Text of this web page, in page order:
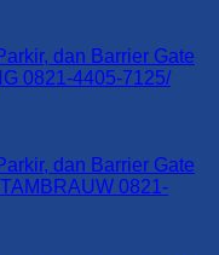
dan Barrier Gate
0821-4405-7125/
dan Barrier Gate
0821-